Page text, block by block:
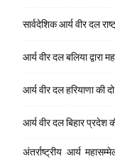
सार्वदेशिक आर्य वीर दल
आर्य वीर दल बलिया द्वारा
आर्य वीर दल हरियाणा की
आर्य वीर दल बिहार प्रदेश
अंतर्राष्ट्रीय आर्य